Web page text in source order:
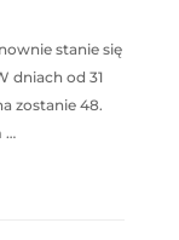
stanie się
dniach od 31
zostanie 48.
…